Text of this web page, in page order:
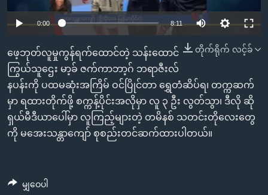
ကျော်
ကြည့်
ရှာဖွေ
ရန်
နေရာ
သို့
ကျော်
ရန်
ဘာသာစကားများ
0:00 8:11
တိုက်ရိုက် လင့်ခ်
ဖေ့ဘုတ်လူမှုကွန်ရက်ထောင်တဲ့ သန်းထောင်
ကြွယ်သူဌေး မာ့ခ် ဇက်ကာဘာ့ဂ် ဘရာဇီးလ်
နပန်းကို ပထမဆုံးအကြိမ် ဝင်ပြိုင်တာ ရွှေတံဆိပ်ရ၊ တက္ကဆက်
မှာ ရထားတိုက်ဖို့ စက္ကန့်ပိုင်းအလိုမှာ လူ ၃ ဦး လွတ်သွာ၊ ဒီလို ဆို
ရှယ်မီဒီယာပေါ်မှာ လူကြည့်များတဲ့ တမိနစ် သတင်းတိုလေးတွေ
ကို မအေးသန္တာကျော် စုစည်းတင်ဆက်ထားပါတယ်။
မျှဝေပါ